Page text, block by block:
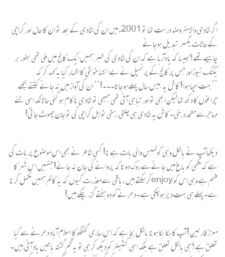
اگر شادی والا مفروضہ درست تھا تو 2001ء میں ان کی شادی کے بعد تو ان کا حال اور کراچی
کے حالات یکسر تبدیل ہوجانے
چاہیے تھے؟ جیسا کہ یادآ رہا ہے کہ ان کی شادی کی خبر ہمیں ایک کالج میں ملی تھی بطوربر
یکنگ نیوزا ورجس پر کالج کے پرنسپل نے بے انتہا خوشی کا اظہار کیا یہ کہہ کر کہ
’’بہت اچھا ہوا! کاش یہ بیس سال پہلے ہوجاتا۔۔۔!‘‘ ان کی آ واز میں نہ جانے کتنے بجھے
چراغوں کا دکھ تھالیکن ابھی تو اور تباہی آ نی تھی جبھی تو شادی ناکام ہوگئی حالانکہ اسی لئے
مہاجرسے متحدہ بنی۔ کاش یہ شادی ہی چلتی رہتی تو اہل کراچی کی تو جان چھوٹ جاتی!
دیکھا آپ نے بالکل وہی کولمبس والی بات ہے نا! کسی شاعر نے بھی اس موضوع پر بات کی
ہے کہ مکھی کو باغ میں جانے سے روک دو تاکہ پروانے کی جان نہ جائے! جنہیں اس شعر کا
فہم ہے وہی اس کو enjoyکر سکتے ہیں ،باقی سے معذرت کیوں کہ یہ کالم ہمیں مکمل کر نا
ہے۔ پہلے ہی بہت دیر ہوچکی ہے۔ دھرنے کو دو ہفتے گزر چکے ہیں!
معزز قارئین ! آپ کا ہکا بکا ہونا بالکل بجا ہے کہ اس ساری گفتگو کا اسلام آباد دھرنے سے کیا
تعلق ہے؟ جی بالکل تعلق ہے بلکہ اسی کنٹینر کو دیکھ کر ہی تو یہ گم گشتہ باتیں یاد آ ئی ہیں۔